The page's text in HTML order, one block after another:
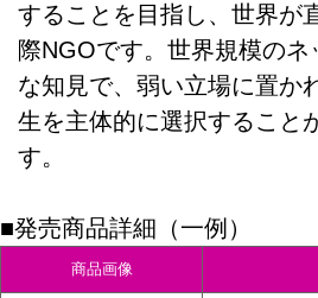
することを目指し、世界が
際NGOです。世界規模の
な知見で、弱い立場に置か
生を主体的に選択すること
す。
■発売商品詳細（一例）
商品画像